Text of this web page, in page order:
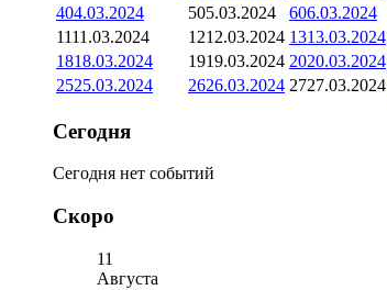
404.03.2024 505.03.2024 606.03.2024
1111.03.2024 1212.03.2024 1313.03.2024
1818.03.2024 1919.03.2024 2020.03.2024
2525.03.2024 2626.03.2024 2727.03.2024
Сегодня
Сегодня нет событий
Скоро
11
Августа